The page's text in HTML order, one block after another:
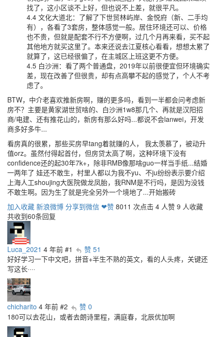
找了，这小区谈不上好，但也说不上差，就很平凡。
4.4 文化大道北：了解了下世贸林屿岸、金悦府（新、二手均
有），各看了3套房，整体感觉一般。居住环境还可以、价格
也不贵，但就是配套不行不方便啊，过几个月再来看，买不起
其他地方就买这里了。本来还说去江夏核心看看，想想太累了
就算了，这已经很偏了，在主城区上班这更不方便。
4.5 白沙洲：看了两个普通盘，2019年以前很便宜但环境确实
差，现在改善了但很贵，却有点高攀不起的感觉了，个人不考
虑了。
BTW，中介老喜欢推新房啊，赚的更多吗，看到一半都会问考虑新
房不？主要是黄家湖世贸啥的、白沙洲1w8那几个、再就是汉阳招
商/电建、还有推花山的，新房有那么好吗...都说不会lanwei，开发
商多好多牛...
看房真的很累，那些买房早tang着就赚的人， 我太羡慕了，被动升
值orz。虽然付得起首付，但房贷太高了啊，这种环境下没有
confidence还的起30年7k+，除非RMB像那啥guo一样当手纸...结婚
一两年了 娃还不敢生，村里人都以为我不yu、不ju纷纷表示要介绍
上海人工shoujing大医院做龙凤胎，我RNM是不行吗，是因为没钱
不敢生啊。因为生了就是完全另外一个境地了...开始搬砖
加入收藏 新浪微博 分享到微信 ❤赞 8011 次点击 4 人赞 9 人收藏
共收到60条回复
Luca_2021 4 年前 #1
赞 51
好好学习一下中文吧，拼音+半生不熟的英文，看的人头疼，关键还
写这长····
chicharito 4 年前 #2
赞 0
180可以去花山，或者去朗诗里程，满庭春，北辰优加啊